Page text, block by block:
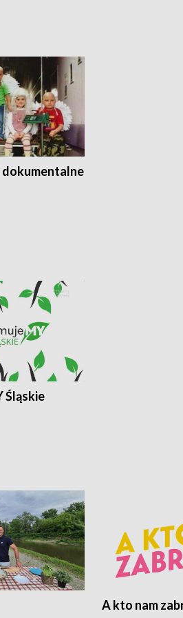
dokumentalne
Śląskie
A kto nam